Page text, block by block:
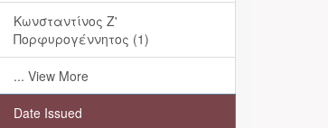
Κωνσταντίνος Ζ'
Πορφυρογέννητος (1)
... View More
Date Issued